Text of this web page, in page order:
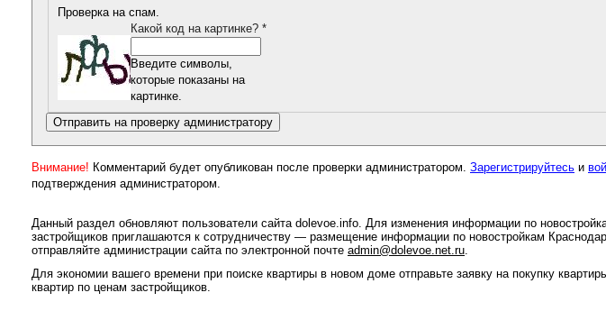
Проверка на спам.
Какой код на картинке? *
Введите символы,
которые показаны на
картинке.
Внимание! Комментарий будет опубликован после проверки администратором. Зарегистрируйтесь и
подтверждения администратором.
Данный раздел обновляют пользователи сайта dolevoe.info. Для изменения информации по
застройщиков приглашаются к сотрудничеству — размещение информации по новостройкам
отправляйте администрации сайта по электронной почте admin@dolevoe.net.ru
Для экономии вашего времени при поиске квартиры в новом доме отправьте заявку на покупку
квартир по ценам застройщиков.